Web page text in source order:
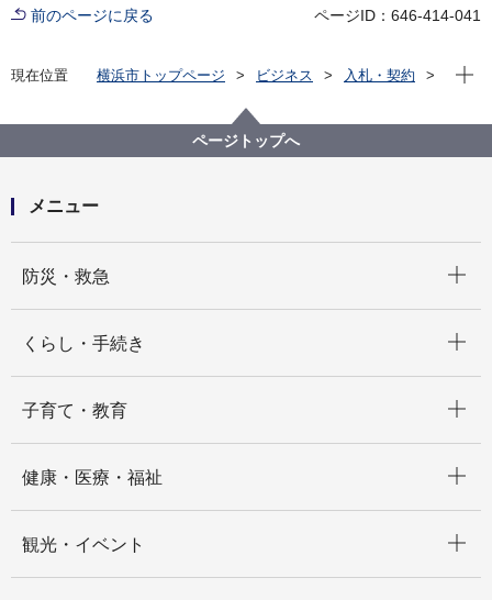
前のページに戻る ページID：646-414-041
現在位置 横浜市トップページ ビジネス
入札・契約
【入札結果掲載】行政情報クラウド基盤利用拡大環境
構築運用業務委託
現在
ページトップへ
メニュー
防災・救急
くらし・手続き
子育て・教育
健康・医療・福祉
観光・イベント